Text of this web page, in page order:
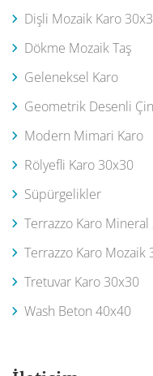
Dişli Mozaik Karo
Dökme Mozaik Taş
Geleneksel Karo
Geometrik Desenli
Modern Mimari Karo
Rölyefli Karo 30x30
Süpürgelikler
Terrazzo Karo
Terrazzo Karo Mozaik
Tretuvar Karo 30x30
Wash Beton 40x40